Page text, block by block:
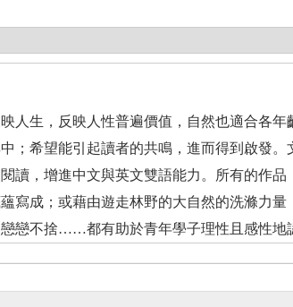
人生，反映人性普遍價值，自然也適合各年
；希望能引起讀者的共鳴，進而得到啟發。
讀，增進中文與英文雙語能力。所有的作
寫成；或藉由遊走林野的大自然的洗滌力
戀不捨……都有助於青年學子理性且感性地